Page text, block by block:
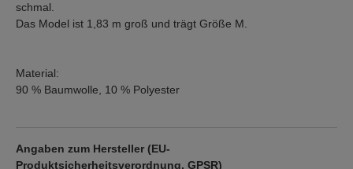
schmal.
Das Model ist 1,83 m groß und trägt Größe M.
Material:
90 % Baumwolle, 10 % Polyester
Angaben zum Hersteller (EU-
Produktsicherheitsverordnung, GPSR)